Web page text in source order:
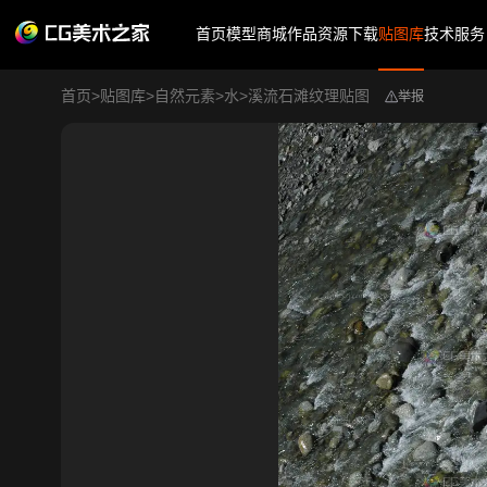
首页模型商城作品资源下载贴图库技术服务
首页>贴图库>自然元素>水>溪流石滩纹理贴图 举报